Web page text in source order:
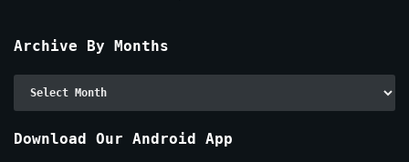
Archive By Months
Download Our Android App